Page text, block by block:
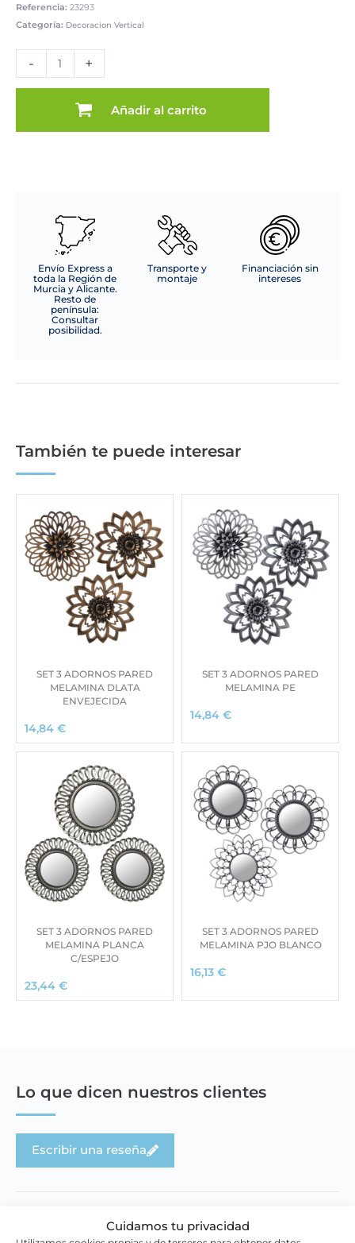
Cuidamos tu privacidad
Referencia: 23293
Categoría: Decoracion Vertical
-
ADORNOS
PARED
C/MELAMINA
PLATEADA
+
Añadir al carrito
Envío Express a
toda la Región de
Murcia y Alicante.
Resto de
península:
Consultar
posibilidad.
Transporte y
montaje
Financiación sin
intereses
También te puede interesar
SET 3 ADORNOS PARED
MELAMINA DLATA
ENVEJECIDA
14,84 €
SET 3 ADORNOS PARED
MELAMINA PE
14,84 €
SET 3 ADORNOS PARED
MELAMINA PLANCA
C/ESPEJO
23,44 €
SET 3 ADORNOS PARED
MELAMINA PJO BLANCO
16,13 €
Lo que dicen nuestros clientes
Escribir una reseña